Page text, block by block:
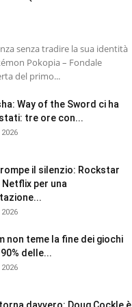
senza tradire la sua identità
Pokopia – Fondale
del primo...
Way of the Sword ci ha
tre ore con...
rompe il silenzio: Rockstar
per una
non teme la fine dei giochi
delle...